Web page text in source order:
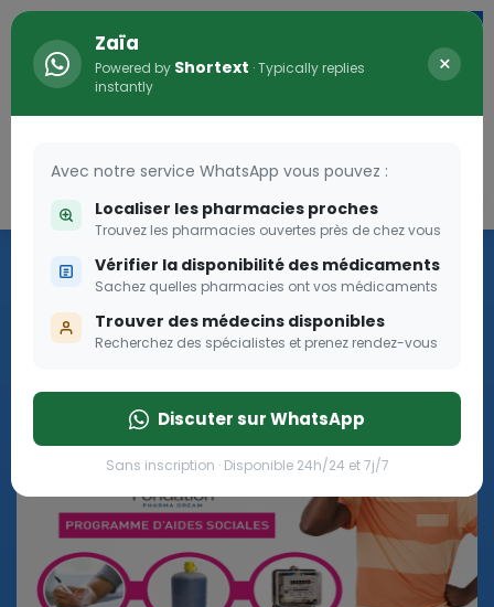
Les aides sociales Pharma
Dream
Les aides sociales Pharma Dream, des aides qui tombent à
Go
Zaïa
Powered by Shortext · Typically replies
instantly
×
Avec notre service WhatsApp vous pouvez :
Localiser les pharmacies proches
Trouvez les pharmacies ouvertes près de chez vous
Vérifier la disponibilité des médicaments
Sachez quelles pharmacies ont vos médicaments
Trouver des médecins disponibles
Recherchez des spécialistes et prenez rendez-vous
Discuter sur WhatsApp
Sans inscription · Disponible 24h/24 et 7j/7